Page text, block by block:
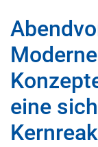
Moderne
eine